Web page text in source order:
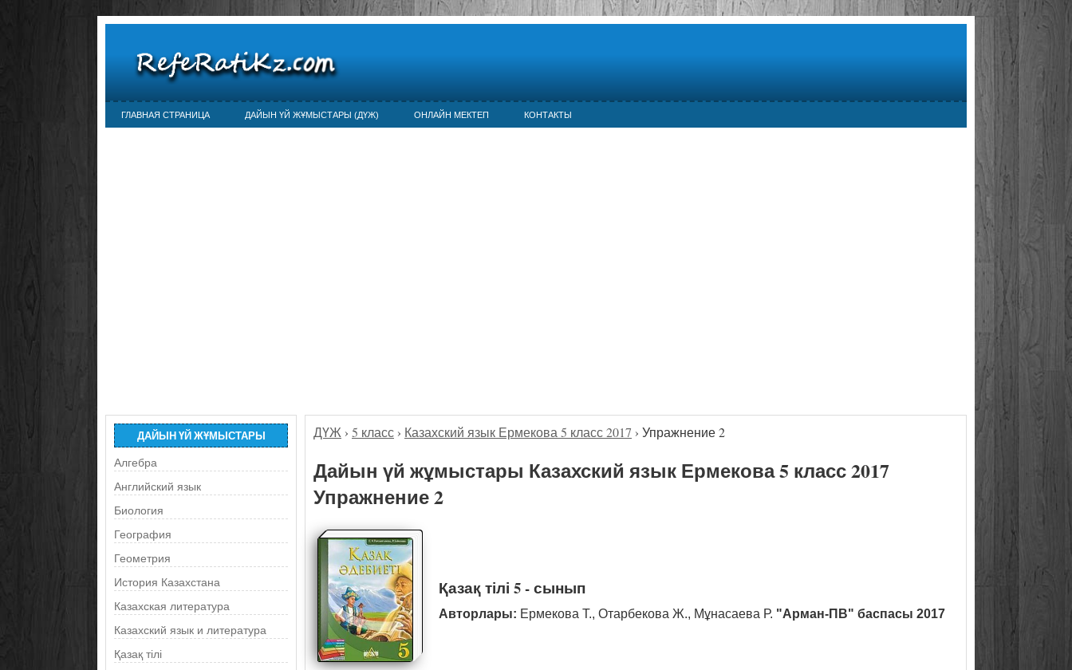
ГЛАВНАЯ СТРАНИЦА ДАЙЫН ҮЙ ЖҰМЫСТАРЫ (ДҮЖ) ОНЛАЙН МЕКТЕП КОНТАКТЫ
ДАЙЫН ҮЙ ЖҰМЫСТАРЫ
Алгебра
Английский язык
Биология
География
Геометрия
История Казахстана
Казахская литература
Казахский язык и литература
Қазақ тілі
ДҮЖ › 5 класс › Казахский язык Ермекова 5 класс 2017 › Упражнение 2
Дайын үй жұмыстары Казахский язык Ермекова 5 класс 2017
Упражнение 2
Қазақ тілі 5 - сынып
Авторлары: Ермекова Т., Отарбекова Ж., Мұнасаева Р. "Арман-ПВ" баспасы 2017